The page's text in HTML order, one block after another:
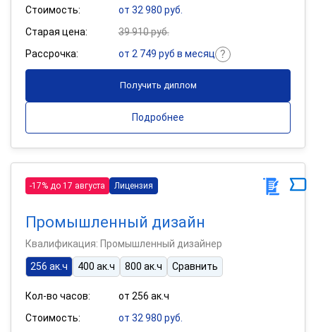
Стоимость:
от 32 980 руб.
Старая цена:
39 910 руб.
Рассрочка:
от 2 749 руб в месяц
Получить диплом
Подробнее
-17% до 17 августа Лицензия
Промышленный дизайн
Квалификация: Промышленный дизайнер
256 ак.ч
400 ак.ч 800 ак.ч Сравнить
Кол-во часов:
от 256 ак.ч
Стоимость:
от 32 980 руб.